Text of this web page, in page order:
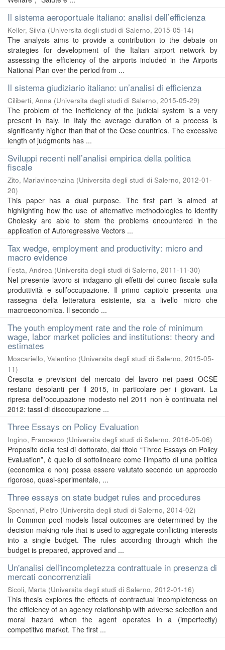
Il sistema aeroportuale italiano: analisi dell’efficienza
Keller, Silvia (Universita degli studi di Salerno, 2015-05-14)
The analysis aims to provide a contribution to the debate on
strategies for development of the Italian airport network by
assessing the efficiency of the airports included in the Airports
National Plan over the period from ...
Il sistema giudiziario italiano: un’analisi di efficienza
Ciliberti, Anna (Universita degli studi di Salerno, 2015-05-29)
The problem of the inefficiency of the judicial system is a very
present in Italy. In Italy the average duration of a process is
significantly higher than that of the Ocse countries. The excessive
length of judgments has ...
Sviluppi recenti nell’analisi empirica della politica
fiscale
Zito, Mariavincenzina (Universita degli studi di Salerno, 2012-01-
20)
This paper has a dual purpose. The first part is aimed at
highlighting how the use of alternative methodologies to identify
Cholesky are able to stem the problems encountered in the
application of Autoregressive Vectors ...
Tax wedge, employment and productivity: micro and
macro evidence
Festa, Andrea (Universita degli studi di Salerno, 2011-11-30)
Nel presente lavoro si indagano gli effetti del cuneo fiscale sulla
produttività e sull’occupazione. Il primo capitolo presenta una
rassegna della letteratura esistente, sia a livello micro che
macroeconomica. Il secondo ...
The youth employment rate and the role of minimum
wage, labor market policies and institutions: theory and
estimates
Moscariello, Valentino (Universita degli studi di Salerno, 2015-05-
11)
Crescita e previsioni del mercato del lavoro nei paesi OCSE
restano desolanti per il 2015, in particolare per i giovani. La
ripresa dell'occupazione modesto nel 2011 non è continuata nel
2012: tassi di disoccupazione ...
Three Essays on Policy Evaluation
Ingino, Francesco (Universita degli studi di Salerno, 2016-05-06)
Proposito della tesi di dottorato, dal titolo “Three Essays on Policy
Evaluation”, è quello di sottolineare come l’impatto di una politica
(economica e non) possa essere valutato secondo un approccio
rigoroso, quasi-sperimentale, ...
Three essays on state budget rules and procedures
Spennati, Pietro (Universita degli studi di Salerno, 2014-02)
In Common pool models fiscal outcomes are determined by the
decision-making rule that is used to aggregate conflicting interests
into a single budget. The rules according through which the
budget is prepared, approved and ...
Un'analisi dell'incompletezza contrattuale in presenza di
mercati concorrenziali
Sicoli, Marta (Universita degli studi di Salerno, 2012-01-16)
This thesis explores the effects of contractual incompleteness on
the efficiency of an agency relationship with adverse selection and
moral hazard when the agent operates in a (imperfectly)
competitive market. The first ...